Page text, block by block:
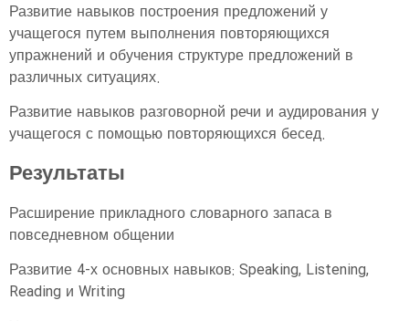
Развитие навыков построения предложений у
учащегося путем выполнения повторяющихся
упражнений и обучения структуре предложений в
различных ситуациях.
Развитие навыков разговорной речи и аудирования у
учащегося с помощью повторяющихся бесед.
Результаты
Расширение прикладного словарного запаса в
повседневном общении
Развитие 4-х основных навыков: Speaking, Listening,
Reading и Writing